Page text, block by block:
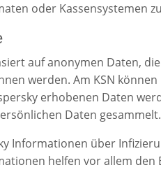
oder Kassensystemen
auf anonymen Daten,
werden. Am KSN
erhobenen Daten
Daten gesammelt.
Informationen über
helfen vor allem den